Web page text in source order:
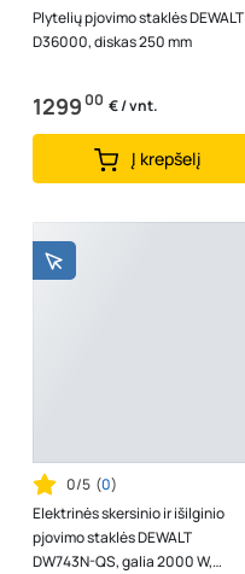
Plytelių pjovimo staklės DEWALT
D36000, diskas 250 mm
129900 € / vnt.
Į krepšelį
0/5 (0)
Elektrinės skersinio ir išilginio
pjovimo staklės DEWALT
DW743N-QS, galia 2000 W,